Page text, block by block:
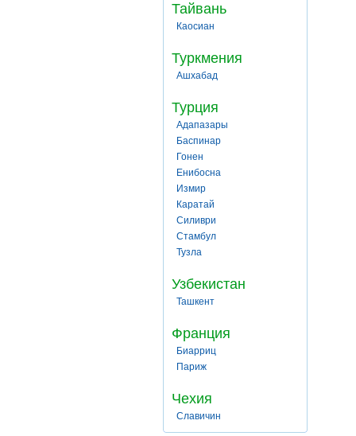
Тайвань
Каосиан
Туркмения
Ашхабад
Турция
Адапазары
Баспинар
Гонен
Енибосна
Измир
Каратай
Силиври
Стамбул
Тузла
Узбекистан
Ташкент
Франция
Биарриц
Париж
Чехия
Славичин